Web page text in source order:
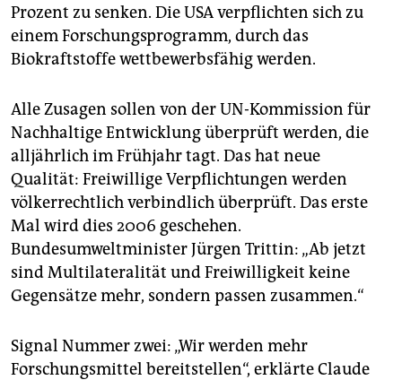
Prozent zu senken. Die USA verpflichten sich zu
einem Forschungsprogramm, durch das
Biokraftstoffe wettbewerbsfähig werden.
Alle Zusagen sollen von der UN-Kommission für
Nachhaltige Entwicklung überprüft werden, die
alljährlich im Frühjahr tagt. Das hat neue
Qualität: Freiwillige Verpflichtungen werden
völkerrechtlich verbindlich überprüft. Das erste
Mal wird dies 2006 geschehen.
Bundesumweltminister Jürgen Trittin: „Ab jetzt
sind Multilateralität und Freiwilligkeit keine
Gegensätze mehr, sondern passen zusammen.“
Signal Nummer zwei: „Wir werden mehr
Forschungsmittel bereitstellen“, erklärte Claude